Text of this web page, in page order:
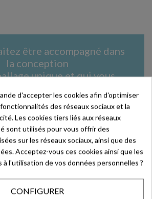
être accompagné dans
la conception
unique et qui vous
au +33 (0)3 20 87 50 30 ou
: contact@deffrennes.fr
En savoir plus >
d'accepter les cookies afin d'optimiser
des réseaux sociaux et la
Les cookies tiers liés aux réseaux
sont utilisés pour vous offrir des
sur les réseaux sociaux, ainsi que des
Acceptez-vous ces cookies ainsi que les
à l'utilisation de vos données personnelles ?
CONFIGURER